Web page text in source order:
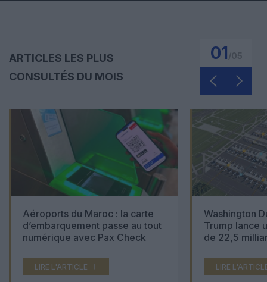
ARTICLES LES PLUS
CONSULTÉS DU MOIS
01
Aéroports du Maroc : la carte
d’embarquement passe au tout
numérique avec Pax Check
LIRE L'ARTICLE
Washington
Trump lance
de 22,5
LIRE